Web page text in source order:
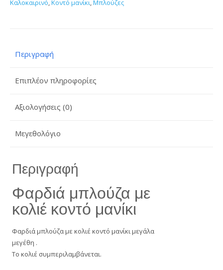
Καλοκαιρινό Κοντό μανίκι Μπλούζες
Περιγραφή
Επιπλέον πληροφορίες
Αξιολογήσεις (0)
Μεγεθολόγιο
Περιγραφή
Φαρδιά μπλούζα με
κολιέ κοντό μανίκι
Φαρδιά μπλούζα με κολιέ κοντό μανίκι μεγάλα
μεγέθη .
Το κολιέ συμπεριλαμβάνεται.